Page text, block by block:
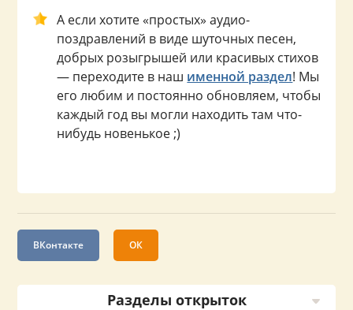
А если хотите «простых» аудио-
поздравлений в виде шуточных песен,
добрых розыгрышей или красивых стихов
— переходите в наш именной раздел! Мы
его любим и постоянно обновляем, чтобы
каждый год вы могли находить там что-
нибудь новенькое ;)
ВКонтакте ОК
Разделы открыток